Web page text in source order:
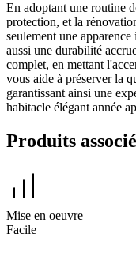
En adoptant une routine
protection, et la
seulement une
aussi une durabilité
complet, en mettant
vous aide à préserver la
garantissant ainsi une
habitacle élégant année
Produits
Mise en oeuvre
Facile